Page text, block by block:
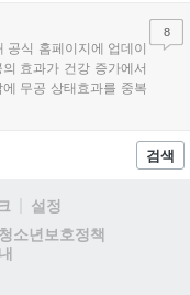
식 홈페이지에 업데이
효과가 건강 증가에서
무공 상태효과를 중복
8
검색
설정
청소년보호정책